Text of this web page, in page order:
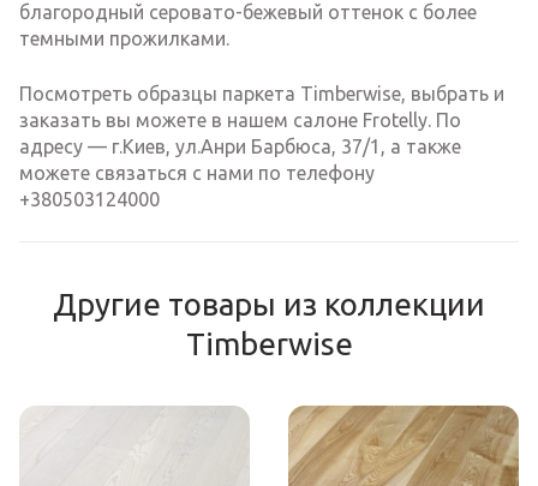
благородный серовато-бежевый оттенок с более
темными прожилками.
Посмотреть образцы паркета Timberwise, выбрать и
заказать вы можете в нашем салоне Frotelly. По
адресу — г.Киев, ул.Анри Барбюса, 37/1, а также
можете связаться с нами по телефону
+380503124000
Другие товары из коллекции
Timberwise